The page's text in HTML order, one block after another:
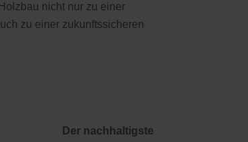
nicht nur zu einer
zu einer zukunftssicheren
Der nachhaltigste